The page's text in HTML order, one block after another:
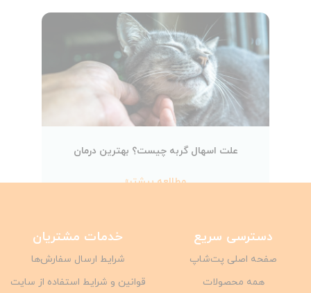
علت اسهال گربه چیست؟ بهترین درمان
مطالعه بیشتر»
دسترسی سریع
صفحه اصلی پت‌شاپ
همه محصولات
خدمات مشتریان
شرایط ارسال سفارش‌ها
قوانین و شرایط استفاده از سایت